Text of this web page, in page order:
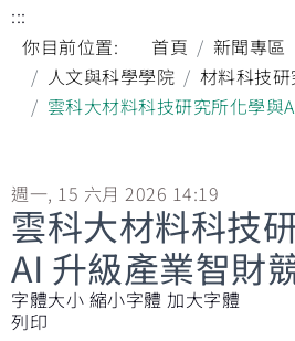
:::
你目前位置:
首頁 新聞專區
人文與科學學院
材料科技
雲科大材料科技研究所化學與
週一, 15 六月 2026 14:19
雲科大材料科技
AI 升級產業智財
字體大小 縮小字體 加大字體
列印